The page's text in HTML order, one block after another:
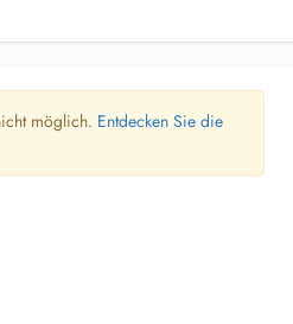
möglich. Entdecken Sie die